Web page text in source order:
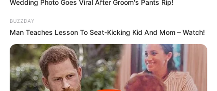
Wedding Photo Goes Viral After Groom's Pants Rip!
BUZZDAY
Man Teaches Lesson To Seat-Kicking Kid And Mom – Watch!